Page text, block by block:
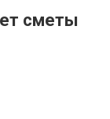
сметы